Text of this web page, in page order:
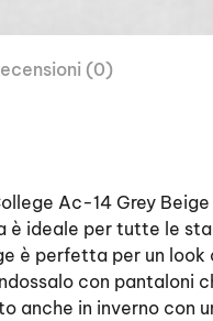
(0)
Ac-14 Grey
ideale per tutte le
è perfetta per un
con pantaloni
anche in inverno